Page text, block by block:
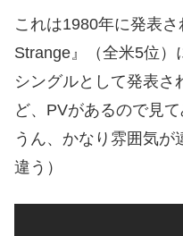
これは1980年に発表
Strange』（全米5位）
シングルとして発表さ
ど、PVがあるので見て
うん、かなり雰囲気が
違う）